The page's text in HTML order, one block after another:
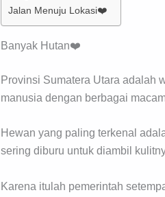
Jalan Menuju Lokasi❤️
Banyak Hutan❤️
Provinsi Sumatera Utara adalah
manusia dengan berbagai
Hewan yang paling terkenal
sering diburu untuk diambil
Karena itulah pemerintah